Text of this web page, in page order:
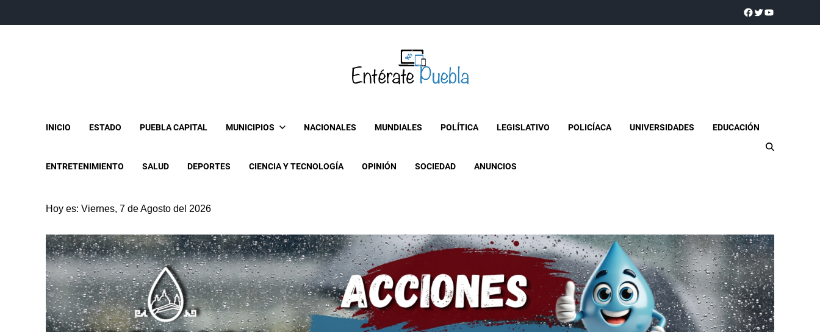
INICIO ESTADO PUEBLA CAPITAL MUNICIPIOS NACIONALES MUNDIALES POLÍTICA LEGISLATIVO POLICÍACA UNIVERSIDADES EDUCACIÓN
ENTRETENIMIENTO SALUD DEPORTES CIENCIA Y TECNOLOGÍA OPINIÓN SOCIEDAD ANUNCIOS
Hoy es: Viernes, 7 de Agosto del 2026